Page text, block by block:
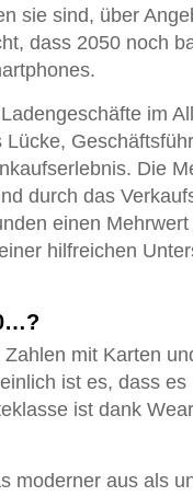
sie sind, über
dass 2050 noch
im
Lücke,
Die
durch das
einen
hilfreichen
Zahlen mit Karten
ist es, dass
ist dank
moderner aus als